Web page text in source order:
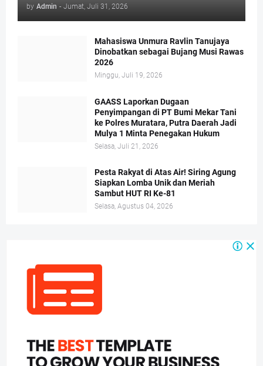
by Admin - Jumat, Juli 31, 2026
Mahasiswa Unmura Ravlin Tanujaya
Dinobatkan sebagai Bujang Musi Rawas
2026
Minggu, Juli 19, 2026
GAASS Laporkan Dugaan
Penyimpangan di PT Bumi Mekar Tani
ke Polres Muratara, Putra Daerah Jadi
Mulya 1 Minta Penegakan Hukum
Selasa, Juli 21, 2026
Pesta Rakyat di Atas Air! Siring Agung
Siapkan Lomba Unik dan Meriah
Sambut HUT RI Ke-81
Selasa, Agustus 04, 2026